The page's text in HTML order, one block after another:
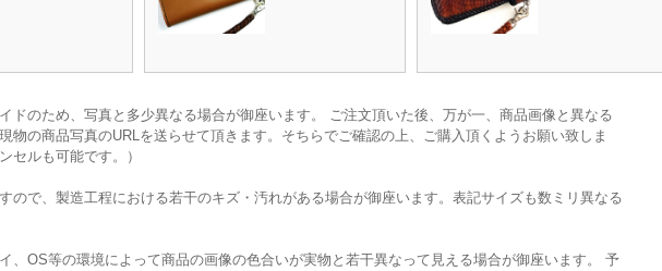
ドのため、写真と多少異なる場合が御座います。 ご注文頂いた後、万が一、商品画像と異なる
物の商品写真のURLを送らせて頂きます。そちらでご確認の上、ご購入頂くようお願い致しま
セルも可能です。）
ので、製造工程における若干のキズ・汚れがある場合が御座います。表記サイズも数ミリ異なる
、OS等の環境によって商品の画像の色合いが実物と若干異なって見える場合が御座います。 予